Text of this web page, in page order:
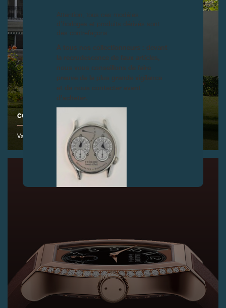
COUPE DE GOLF F.P.JOURNE 2015
Vandoeuvres, 13 juin 2015
À tous nos collectionneurs : devant
la recrudescence de faux articles,
nous vous conseillons de faire
preuve de la plus grande vigilance
et de nous contacter avant
d’acheter.